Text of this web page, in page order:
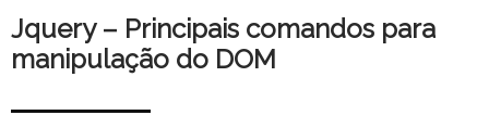
Jquery – Principais comandos para
manipulação do DOM